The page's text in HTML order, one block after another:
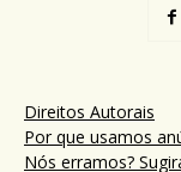
Direitos Autorais
Por que usamos
Nós erramos?